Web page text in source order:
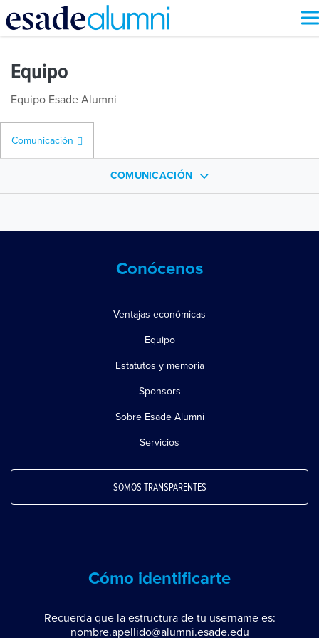
contenido
principal
Equipo
Equipo Esade Alumni
Comunicación
COMUNICACIÓN
Conócenos
Ventajas económicas
Equipo
Estatutos y memoria
Sponsors
Sobre Esade Alumni
Servicios
SOMOS TRANSPARENTES
Cómo identificarte
Recuerda que la estructura de tu username es:
nombre.apellido@alumni.esade.edu